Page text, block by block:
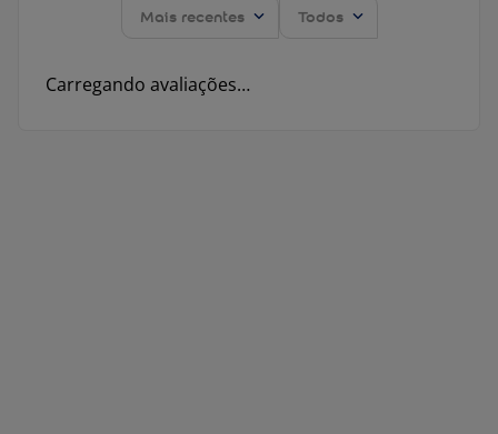
Mais recentes Todos
Carregando avaliações…